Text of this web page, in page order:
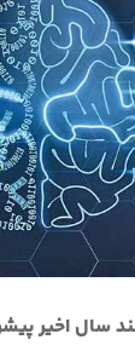
اخیر